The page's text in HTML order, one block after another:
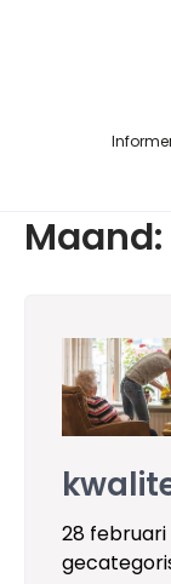
Maand:
28 februari